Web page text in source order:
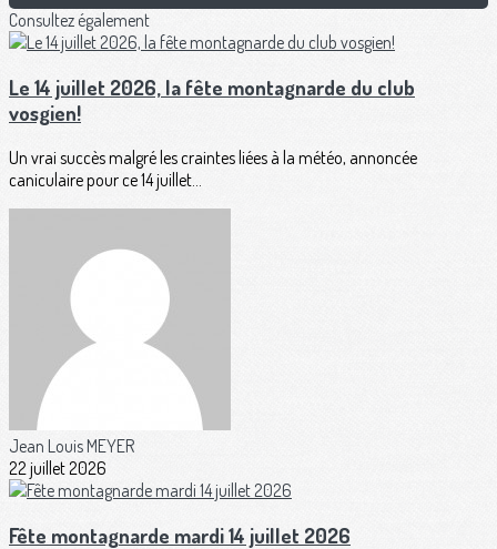
Consultez également
Le 14 juillet 2026, la fête montagnarde du club
vosgien!
Un vrai succès malgré les craintes liées à la météo, annoncée
caniculaire pour ce 14 juillet...
Jean Louis MEYER
22 juillet 2026
Fête montagnarde mardi 14 juillet 2026